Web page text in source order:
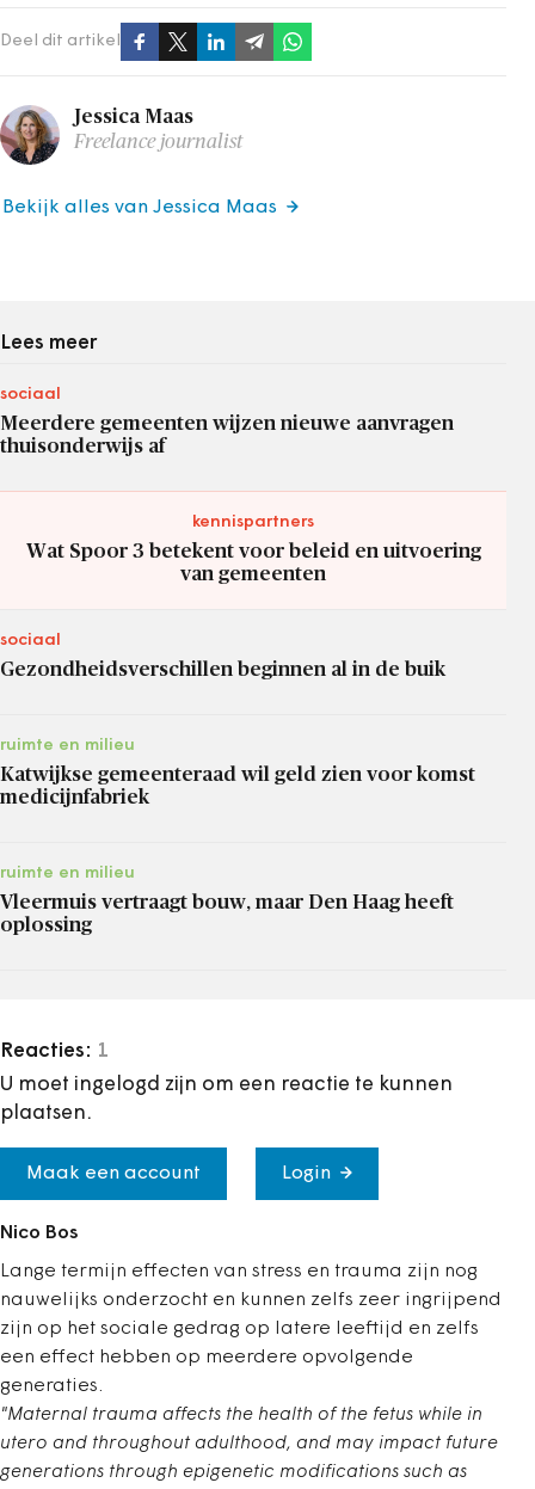
Deel dit artikel
Jessica Maas
Freelance journalist
Bekijk alles van Jessica Maas
Lees meer
sociaal
Meerdere gemeenten wijzen nieuwe aanvragen
thuisonderwijs af
kennispartners
Wat Spoor 3 betekent voor beleid en uitvoering
van gemeenten
sociaal
Gezondheidsverschillen beginnen al in de buik
ruimte en milieu
Katwijkse gemeenteraad wil geld zien voor komst
medicijnfabriek
ruimte en milieu
Vleermuis vertraagt bouw, maar Den Haag heeft
oplossing
Reacties: 1
U moet ingelogd zijn om een reactie te kunnen
plaatsen.
Maak een account Login
Nico Bos
Lange termijn effecten van stress en trauma zijn nog
nauwelijks onderzocht en kunnen zelfs zeer ingrijpend
zijn op het sociale gedrag op latere leeftijd en zelfs
een effect hebben op meerdere opvolgende
generaties.
"Maternal trauma affects the health of the fetus while in
utero and throughout adulthood, and may impact future
generations through epigenetic modifications such as